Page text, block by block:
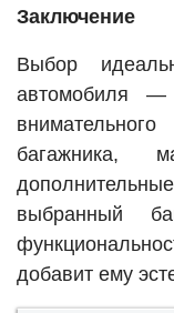
Заключение
Выбор
автомобиля —
багажника,
выбранный
добавит ему